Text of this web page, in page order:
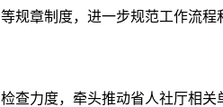
规章制度，进一步规范工作流程
查力度，牵头推动省人社厅相关